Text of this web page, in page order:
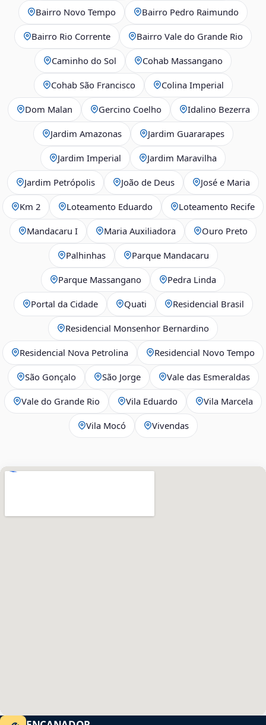
Bairro Novo Tempo Bairro Pedro Raimundo
Bairro Rio Corrente Bairro Vale do Grande Rio
Caminho do Sol Cohab Massangano
Cohab São Francisco Colina Imperial
Dom Malan Gercino Coelho Idalino Bezerra
Jardim Amazonas Jardim Guararapes
Jardim Imperial Jardim Maravilha
Jardim Petrópolis João de Deus José e Maria
Km 2 Loteamento Eduardo Loteamento Recife
Mandacaru I Maria Auxiliadora Ouro Preto
Palhinhas Parque Mandacaru
Parque Massangano Pedra Linda
Portal da Cidade Quati Residencial Brasil
Residencial Monsenhor Bernardino
Residencial Nova Petrolina Residencial Novo Tempo
São Gonçalo São Jorge Vale das Esmeraldas
Vale do Grande Rio Vila Eduardo Vila Marcela
Vila Mocó Vivendas